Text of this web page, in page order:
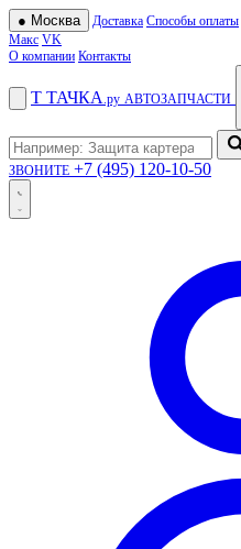
● Москва Доставка Способы оплаты
Макс VK
О компании Контакты
Т ТАЧКА .ру АВТОЗАПЧАСТИ
ЗВОНИТЕ +7 (495) 120-10-50